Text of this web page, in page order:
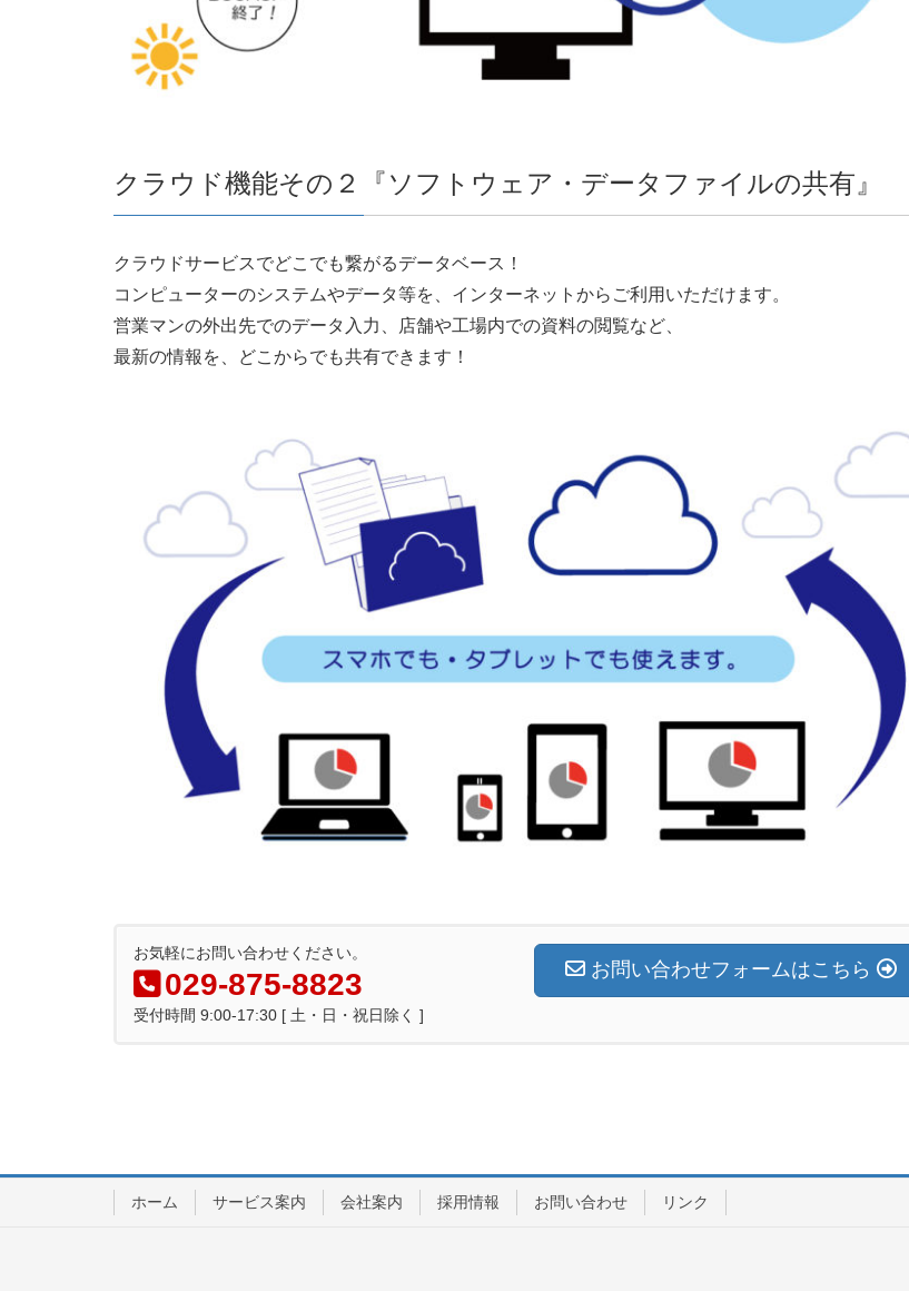
クラウド機能その２『ソフトウェア・データファイルの共有』
クラウドサービスでどこでも繋がるデータベース！
コンピューターのシステムやデータ等を、インターネットからご利用いただけます。
営業マンの外出先でのデータ入力、店舗や工場内での資料の閲覧など、
最新の情報を、どこからでも共有できます！
お気軽にお問い合わせください。
029-875-8823
受付時間 9:00-17:30 [ 土・日・祝日除く ]
お問い合わせフォームはこちら
ホーム サービス案内 会社案内 採用情報 お問い合わせ リンク